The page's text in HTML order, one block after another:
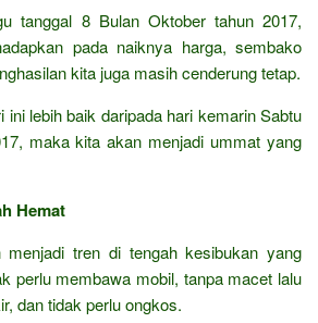
tanggal 8 Bulan Oktober tahun 2017,
pada naiknya harga, sembako
kita juga masih cenderung tetap.
ini lebih baik daripada hari kemarin Sabtu
maka kita akan menjadi ummat yang
Hemat
menjadi tren di tengah kesibukan yang
perlu membawa mobil, tanpa macet lalu
dan tidak perlu ongkos.